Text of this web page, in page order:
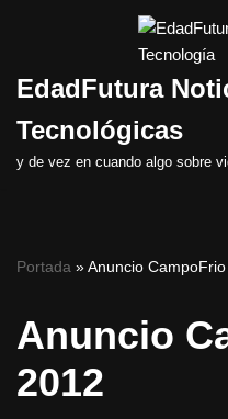
al
EdadFutura
Tecnológicas
y de vez en cuando algo sobre
Portada »Anuncio
Anuncio
2012